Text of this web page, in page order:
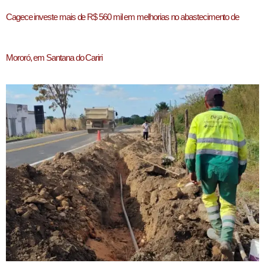
Cagece investe mais de R$ 560 mil em melhorias no abastecimento de
Mororó, em Santana do Cariri